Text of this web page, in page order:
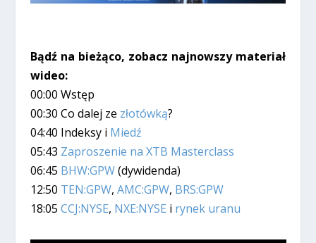
Bądź na bieżąco, zobacz najnowszy materiał
wideo:
00:00 Wstęp
00:30 Co dalej ze złotówką?
04:40 Indeksy i Miedź
05:43 Zaproszenie na XTB Masterclass
06:45 BHW:GPW(dywidenda)
12:50 TEN:GPW, AMC:GPW, BRS:GPW
18:05 CCJ:NYSE, NXE:NYSE i rynek uranu